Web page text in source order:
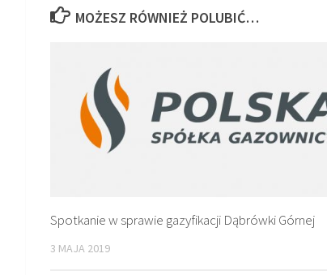
MOŻESZ RÓWNIEŻ POLUBIĆ…
Spotkanie w sprawie gazyfikacji Dąbrówki Górnej
3 MAJA 2019